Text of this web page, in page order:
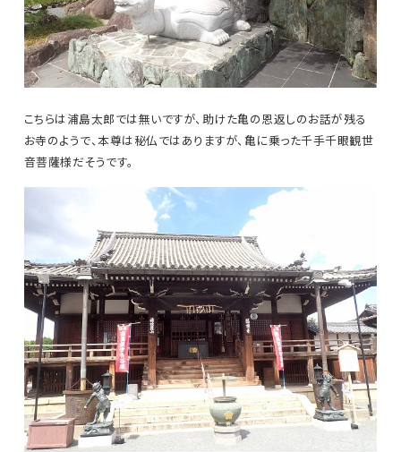
こちらは浦島太郎では無いですが、助けた亀の恩返しのお話が残る
お寺のようで、本尊は秘仏ではありますが、亀に乗った千手千眼観世
音菩薩様だそうです。